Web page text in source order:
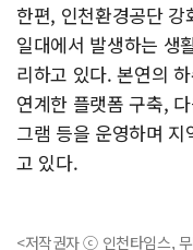
한편, 인천환경공단 강
일대에서 발생하는 생
리하고 있다. 본연의
연계한 플랫폼 구축,
그램 등을 운영하며
고 있다.
<저작권자 ⓒ 인천타임스,